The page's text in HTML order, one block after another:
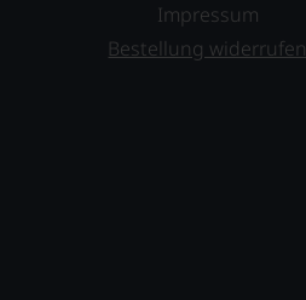
Impressum
Bestellung widerrufen